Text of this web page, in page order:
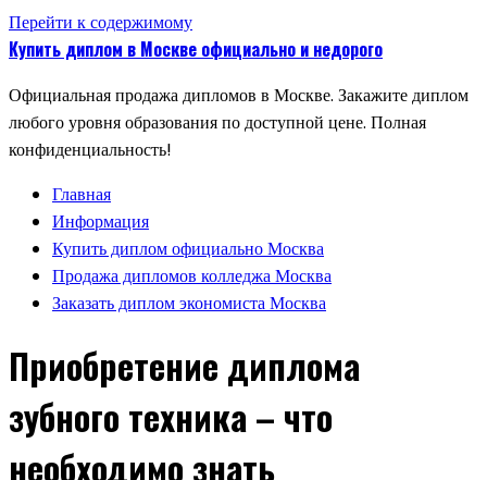
Перейти к содержимому
Купить диплом в Москве официально и недорого
Официальная продажа дипломов в Москве. Закажите диплом
любого уровня образования по доступной цене. Полная
конфиденциальность!
Главная
Информация
Купить диплом официально Москва
Продажа дипломов колледжа Москва
Заказать диплом экономиста Москва
Приобретение диплома
зубного техника – что
необходимо знать